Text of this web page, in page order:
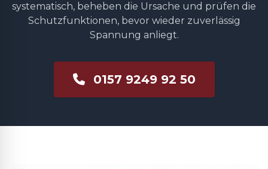
systematisch, beheben die Ursache und prüfen die
Schutzfunktionen, bevor wieder zuverlässig
Spannung anliegt.
0157 9249 92 50